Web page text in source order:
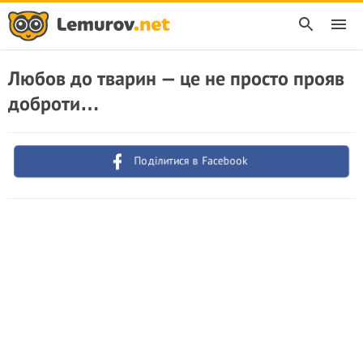
Любов до тварин — це не просто прояв
доброти…
Поділитися в Facebook